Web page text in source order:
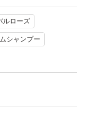
れや余分な皮脂を吸
。
ます。
ルローズ
シャンプー